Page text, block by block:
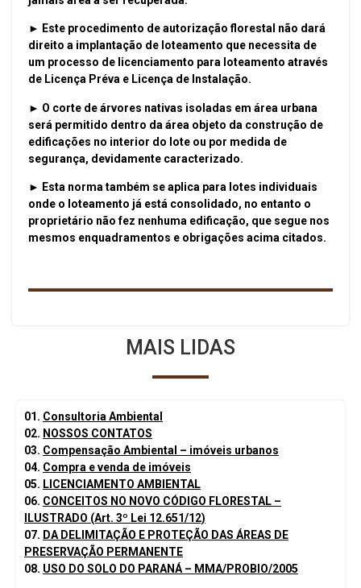
► Este procedimento de autorização florestal não dará
direito a implantação de loteamento que necessita de
um processo de licenciamento para loteamento através
de Licença Préva e Licença de Instalação.
► O corte de árvores nativas isoladas em área urbana
será permitido dentro da área objeto da construção de
edificações no interior do lote ou por medida de
segurança, devidamente caracterizado.
► Esta norma também se aplica para lotes individuais
onde o loteamento já está consolidado, no entanto o
proprietário não fez nenhuma edificação, que segue nos
mesmos enquadramentos e obrigações acima citados.
MAIS LIDAS
01. Consultoria Ambiental
02. NOSSOS CONTATOS
03. Compensação Ambiental – imóveis urbanos
04. Compra e venda de imóveis
05. LICENCIAMENTO AMBIENTAL
06. CONCEITOS NO NOVO CÓDIGO FLORESTAL –
ILUSTRADO (Art. 3º Lei 12.651/12)
07. DA DELIMITAÇÃO E PROTEÇÃO DAS ÁREAS DE
PRESERVAÇÃO PERMANENTE
08. USO DO SOLO DO PARANÁ – MMA/PROBIO/2005